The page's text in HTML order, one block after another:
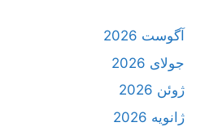
آگوست 2026
جولای 2026
ژوئن 2026
ژانویه 2026